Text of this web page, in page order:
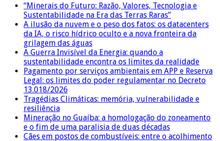
“Minerais do Futuro: Razão, Valores, Tecnologia e
Sustentabilidade na Era das Terras Raras”
A ilusão da nuvem e o peso dos fatos: os datacenters
da IA, o risco hídrico oculto e a nova fronteira da
grilagem das águas
A Guerra Invisível da Energia: quando a
sustentabilidade encontra os limites da realidade
Pagamento por serviços ambientais em APP e Reserva
Legal: os limites do poder regulamentar no Decreto
13.018/2026
Tragédias Climáticas: memória, vulnerabilidade e
resiliência
Mineração no Guaíba: a homologação do zoneamento
e o fim de uma paralisia de duas décadas
Cães em postos de combustíveis: entre o acolhimento